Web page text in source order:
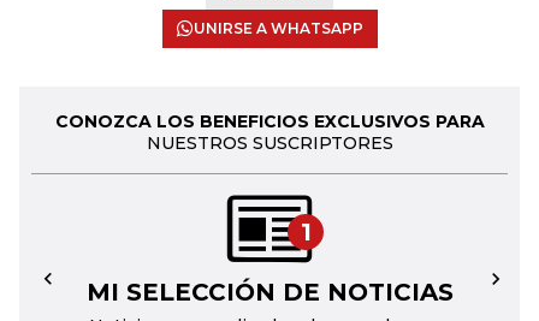
UNIRSE A WHATSAPP
CONOZCA LOS BENEFICIOS EXCLUSIVOS PARA
NUESTROS SUSCRIPTORES
1
MI SELECCIÓN DE NOTICIAS
← →